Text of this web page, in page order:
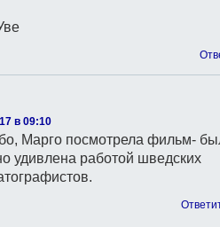
в 09:10
Марго посмотрела фильм-
удивлена работой шведских